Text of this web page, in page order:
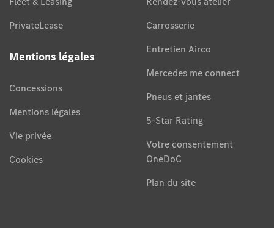
PrivateLease
Mentions légales
Concessions
Mentions légales
Vie privée
Cookies
Carrosserie
Entretien Airco
Mercedes me connect
Pneus et jantes
5-Star Rating
Votre consentement
OneDoC
Plan du site